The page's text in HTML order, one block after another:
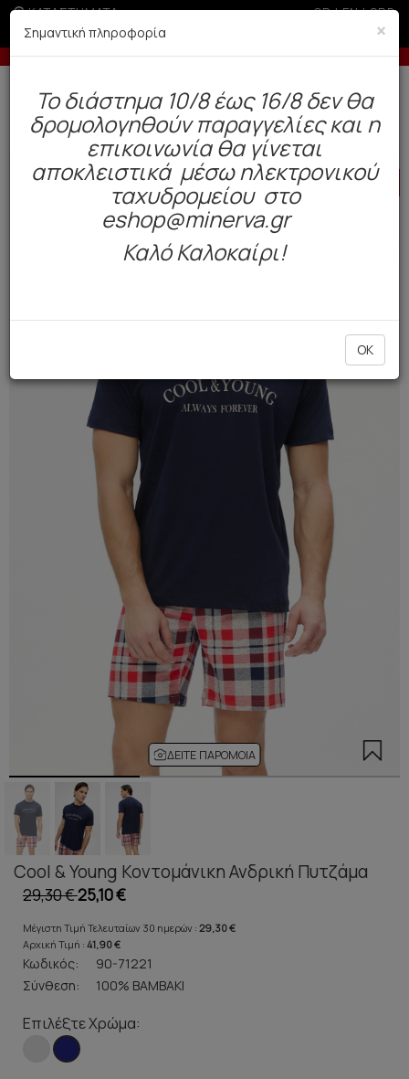
ΚΑΤΑΣΤΗΜΑΤΑ GR|EN|SRB
με πιστωτική άνω των 50€ -10% σε
Δωρεάν αποστολή άνω των 49€. Παράδοση σε 3-5 εργάσιμες.
Ανδρας Πυτζάμες Καλοκαιρινές
HOT
ΔΕΊΤΕ ΠΑΡΌΜΟΙΑ
Cool & Young Κοντομάνικη Ανδρική Πυτζάμα
29,30 €25,10 €
Μέγιστη Τιμή Τελευταίων 30 ημερών : 29,30 €
Αρχική Τιμή : 41,90 €
Κωδικός:
90-71221
Σύνθεση:
100% ΒΑΜΒΑΚΙ
Επιλέξτε Χρώμα:
×
Σημαντική πληροφορία
To διάστημα 10/8 έως 16/8 δεν θα
δρομολογηθούν παραγγελίες και η
επικοινωνία θα γίνεται
αποκλειστικά μέσω ηλεκτρονικού
ταχυδρομείου στο
eshop@minerva.gr
Καλό Καλοκαίρι!
OK